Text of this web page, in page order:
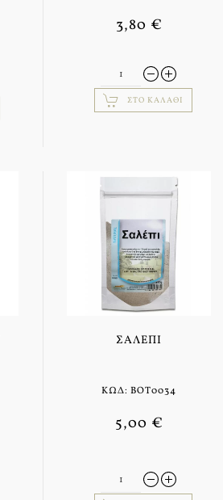
3,80 €
ΣΤΟ ΚΑΛΆΘΙ
ΣΑΛΈΠΙ
ΚΩΔ: BOT0034
5,00 €